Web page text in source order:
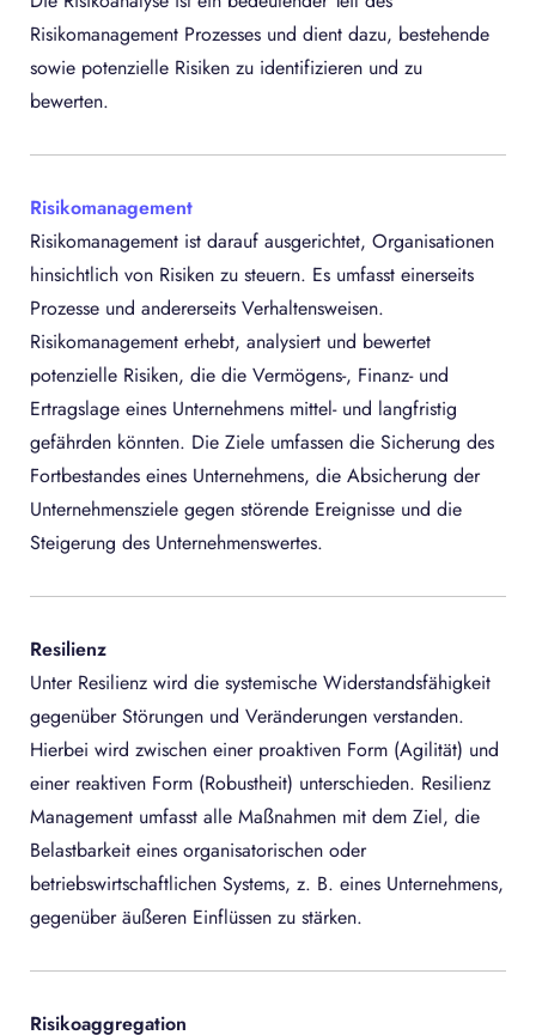
Risikomanagement Prozesses und dient dazu, bestehende
sowie potenzielle Risiken zu identifizieren und zu
bewerten.
Risikomanagement
Risikomanagement ist darauf ausgerichtet, Organisationen
hinsichtlich von Risiken zu steuern. Es umfasst einerseits
Prozesse und andererseits Verhaltensweisen.
Risikomanagement erhebt, analysiert und bewertet
potenzielle Risiken, die die Vermögens-, Finanz- und
Ertragslage eines Unternehmens mittel- und langfristig
gefährden könnten. Die Ziele umfassen die Sicherung des
Fortbestandes eines Unternehmens, die Absicherung der
Unternehmensziele gegen störende Ereignisse und die
Steigerung des Unternehmenswertes.
Resilienz
Unter Resilienz wird die systemische Widerstandsfähigkeit
gegenüber Störungen und Veränderungen verstanden.
Hierbei wird zwischen einer proaktiven Form (Agilität) und
einer reaktiven Form (Robustheit) unterschieden. Resilienz
Management umfasst alle Maßnahmen mit dem Ziel, die
Belastbarkeit eines organisatorischen oder
betriebswirtschaftlichen Systems, z. B. eines Unternehmens,
gegenüber äußeren Einflüssen zu stärken.
Risikoaggregation